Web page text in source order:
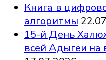
Книга в
алгоритмы
15-й День
всей Адыгеи на